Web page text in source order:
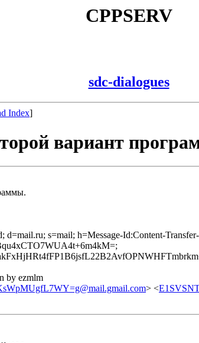
CPPSERV
sdc-dialogues
Index]
вариант
d=mail.ru; s=mail; h=Message-Id:Content-
by ezmlm
> <